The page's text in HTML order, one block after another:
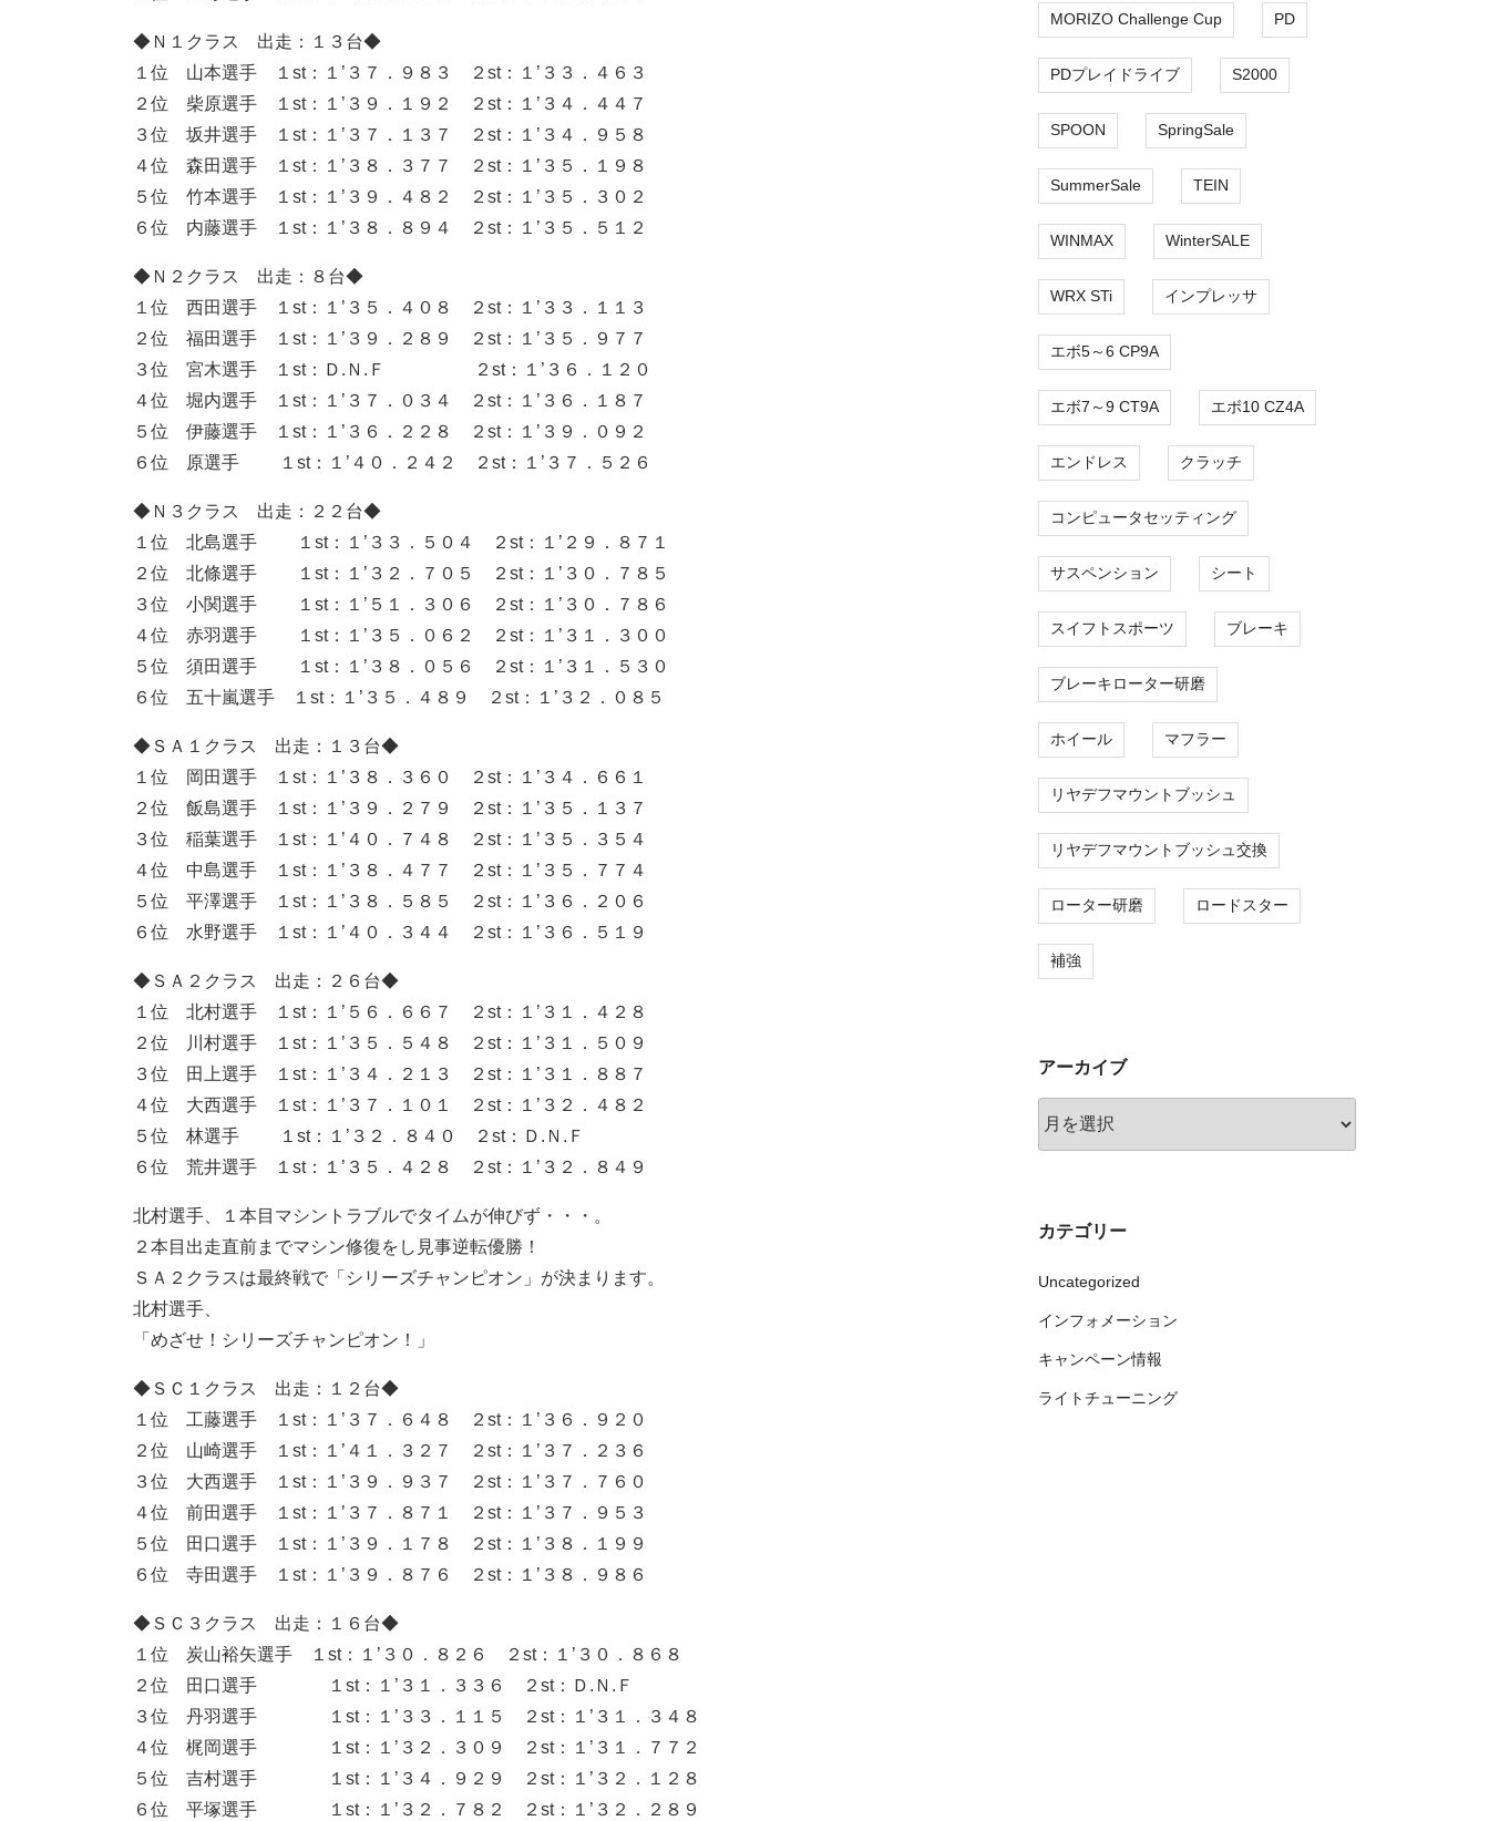
◆Ｎ１クラス 出走：１３台◆
１位 山本選手 １st：１’３７．９８３ ２st：１’３３．４６３
２位 柴原選手 １st：１’３９．１９２ ２st：１’３４．４４７
３位 坂井選手 １st：１’３７．１３７ ２st：１’３４．９５８
４位 森田選手 １st：１’３８．３７７ ２st：１’３５．１９８
５位 竹本選手 １st：１’３９．４８２ ２st：１’３５．３０２
６位 内藤選手 １st：１’３８．８９４ ２st：１’３５．５１２
◆Ｎ２クラス 出走：８台◆
１位 西田選手 １st：１’３５．４０８ ２st：１’３３．１１３
２位 福田選手 １st：１’３９．２８９ ２st：１’３５．９７７
３位 宮木選手 １st：Ｄ.Ｎ.Ｆ ２st：１’３６．１２０
４位 堀内選手 １st：１’３７．０３４ ２st：１’３６．１８７
５位 伊藤選手 １st：１’３６．２２８ ２st：１’３９．０９２
６位 原選手 １st：１’４０．２４２ ２st：１’３７．５２６
◆Ｎ３クラス 出走：２２台◆
１位 北島選手 １st：１’３３．５０４ ２st：１’２９．８７１
２位 北條選手 １st：１’３２．７０５ ２st：１’３０．７８５
３位 小関選手 １st：１’５１．３０６ ２st：１’３０．７８６
４位 赤羽選手 １st：１’３５．０６２ ２st：１’３１．３００
５位 須田選手 １st：１’３８．０５６ ２st：１’３１．５３０
６位 五十嵐選手 １st：１’３５．４８９ ２st：１’３２．０８５
◆ＳＡ１クラス 出走：１３台◆
１位 岡田選手 １st：１’３８．３６０ ２st：１’３４．６６１
２位 飯島選手 １st：１’３９．２７９ ２st：１’３５．１３７
３位 稲葉選手 １st：１’４０．７４８ ２st：１’３５．３５４
４位 中島選手 １st：１’３８．４７７ ２st：１’３５．７７４
５位 平澤選手 １st：１’３８．５８５ ２st：１’３６．２０６
６位 水野選手 １st：１’４０．３４４ ２st：１’３６．５１９
◆ＳＡ２クラス 出走：２６台◆
１位 北村選手 １st：１’５６．６６７ ２st：１’３１．４２８
２位 川村選手 １st：１’３５．５４８ ２st：１’３１．５０９
３位 田上選手 １st：１’３４．２１３ ２st：１’３１．８８７
４位 大西選手 １st：１’３７．１０１ ２st：１’３２．４８２
５位 林選手 １st：１’３２．８４０ ２st：Ｄ.Ｎ.Ｆ
６位 荒井選手 １st：１’３５．４２８ ２st：１’３２．８４９
北村選手、１本目マシントラブルでタイムが伸びず・・・。
２本目出走直前までマシン修復をし見事逆転優勝！
ＳＡ２クラスは最終戦で「シリーズチャンピオン」が決まります。
北村選手、
「めざせ！シリーズチャンピオン！」
◆ＳＣ１クラス 出走：１２台◆
１位 工藤選手 １st：１’３７．６４８ ２st：１’３６．９２０
２位 山崎選手 １st：１’４１．３２７ ２st：１’３７．２３６
３位 大西選手 １st：１’３９．９３７ ２st：１’３７．７６０
４位 前田選手 １st：１’３７．８７１ ２st：１’３７．９５３
５位 田口選手 １st：１’３９．１７８ ２st：１’３８．１９９
６位 寺田選手 １st：１’３９．８７６ ２st：１’３８．９８６
◆ＳＣ３クラス 出走：１６台◆
１位 炭山裕矢選手 １st：１’３０．８２６ ２st：１’３０．８６８
２位 田口選手 １st：１’３１．３３６ ２st：Ｄ.Ｎ.Ｆ
３位 丹羽選手 １st：１’３３．１１５ ２st：１’３１．３４８
４位 梶岡選手 １st：１’３２．３０９ ２st：１’３１．７７２
５位 吉村選手 １st：１’３４．９２９ ２st：１’３２．１２８
６位 平塚選手 １st：１’３２．７８２ ２st：１’３２．２８９
MORIZO Challenge Cup PD
PDプレイドライブ S2000
SPOON SpringSale
SummerSale TEIN
WINMAX WinterSALE
WRX STi インプレッサ
エボ5～6 CP9A
エボ7～9 CT9A エボ10 CZ4A
エンドレス クラッチ
コンピュータセッティング
サスペンション シート
スイフトスポーツ ブレーキ
ブレーキローター研磨
ホイール マフラー
リヤデフマウントブッシュ
リヤデフマウントブッシュ交換
ローター研磨 ロードスター
補強
アーカイブ
ー
カテゴリー
Uncategorized
インフォメーション
キャンペーン情報
ライトチューニング